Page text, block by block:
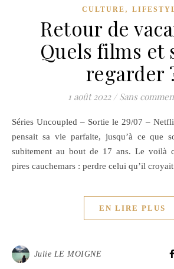
CULTURE ,
Retour de
Quels films et
regarder
1 août 2022 / Sans
Séries Uncoupled – Sortie le 29/07 – Netflix Synopsis : Michael
pensait sa vie parfaite, jusqu’à ce que
subitement au bout de 17 ans. Le voilà
pires cauchemars : perdre celui qu’il
EN LIRE PLUS
Julie LE MOIGNE